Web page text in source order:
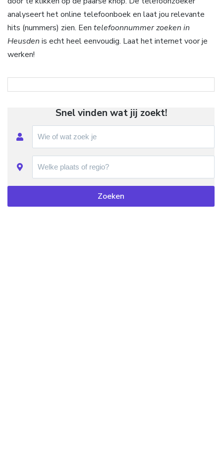
analyseert het online telefoonboek en laat jou relevante
hits (nummers) zien. Een telefoonnummer zoeken in
Heusden is echt heel eenvoudig. Laat het internet voor je
werken!
Snel vinden wat jij zoekt!